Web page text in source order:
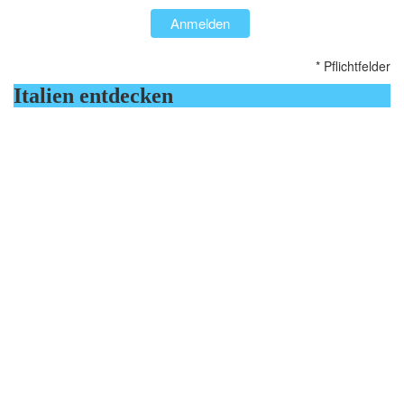
Anmelden
* Pflichtfelder
Italien entdecken